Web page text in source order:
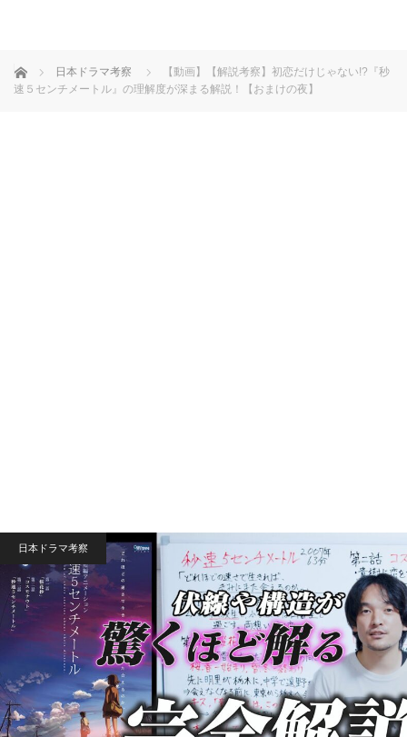
ホーム 日本ドラマ考察
【動画】【解説考察】初恋だけじゃない!?『秒
速５センチメートル』の理解度が深まる解説！【おまけの夜】
日本ドラマ考察